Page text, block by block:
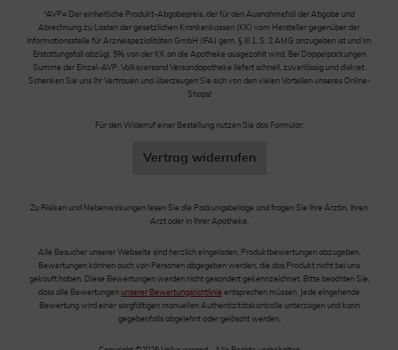
*AVP= Der einheitliche Produkt-Abgabepreis, der für den Ausnahmefall der Abgabe und
Abrechnung zu Lasten der gesetzlichen Krankenkassen (KK) vom Hersteller gegenüber der
Informationsstelle für Arzneispezialitäten GmbH (IFA) gem. § III 1, S. 2 AMG anzugeben ist und im
Erstattungsfall abzügl. 5% von der KK an die Apotheke ausgezahlt wird. Bei Doppelpackungen
Summe der Einzel-AVP. Volksversand Versandapotheke liefert schnell, zuverlässig und diskret.
Schenken Sie uns Ihr Vertrauen und überzeugen Sie sich von den vielen Vorteilen unseres Online-
Shops!
Für den Widerruf einer Bestellung nutzen Sie das Formular:
Vertrag widerrufen
Zu Risiken und Nebenwirkungen lesen Sie die Packungsbeilage und fragen Sie Ihre Ärztin, Ihren
Arzt oder in Ihrer Apotheke.
Alle Besucher unserer Webseite sind herzlich eingeladen, Produktbewertungen abzugeben.
Bewertungen können auch von Personen abgegeben werden, die das Produkt nicht bei uns
gekauft haben. Diese Bewertungen werden nicht gesondert gekennzeichnet. Bitte beachten Sie,
dass alle Bewertungen unserer Bewertungsrichtlinie entsprechen müssen. Jede eingehende
Bewertung wird einer sorgfältigen manuellen Authentizitätskontrolle unterzogen und kann
gegebenfalls abgelehnt oder gelöscht werden.